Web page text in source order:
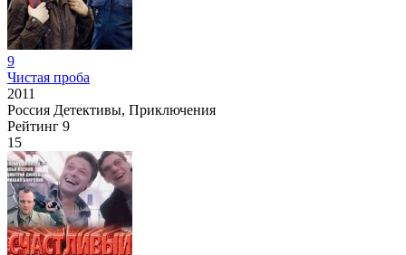
9
Чистая проба
2011
Россия Детективы, Приключения
Рейтинг 9
15